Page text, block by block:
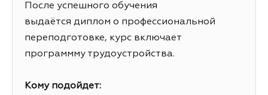
После успешного обучения
выдаётся диплом о профессиональной
переподготовке, курс включает
программму трудоустройства.
Кому подойдет: